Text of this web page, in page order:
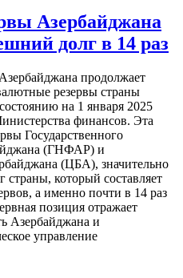
Азербайджана
долг в 14 раз
продолжает
резервы страны
на 1 января 2025
финансов. Эта
Государственного
(ГНФАР) и
(ЦБА), значительно
который составляет
а именно почти в 14 раз
позиция отражает
Азербайджана и
управление